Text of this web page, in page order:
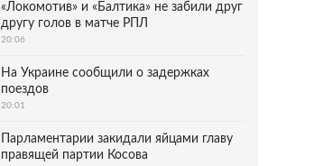
«Локомотив» и «Балтика» не забили друг
другу голов в матче РПЛ
20:06
На Украине сообщили о задержках
поездов
20:01
Парламентарии закидали яйцами главу
правящей партии Косова